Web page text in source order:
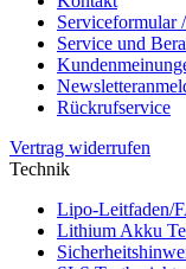
Serviceformular
Service und
Rückrufservice
Vertrag widerrufen
Technik
Lipo-Leitfaden/
Lithium Akku